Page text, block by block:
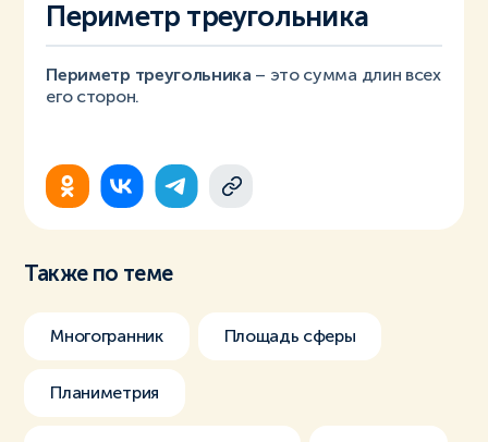
Периметр треугольника
Периметр треугольника – это сумма длин всех
его сторон.
Также по теме
Многогранник Площадь сферы
Планиметрия